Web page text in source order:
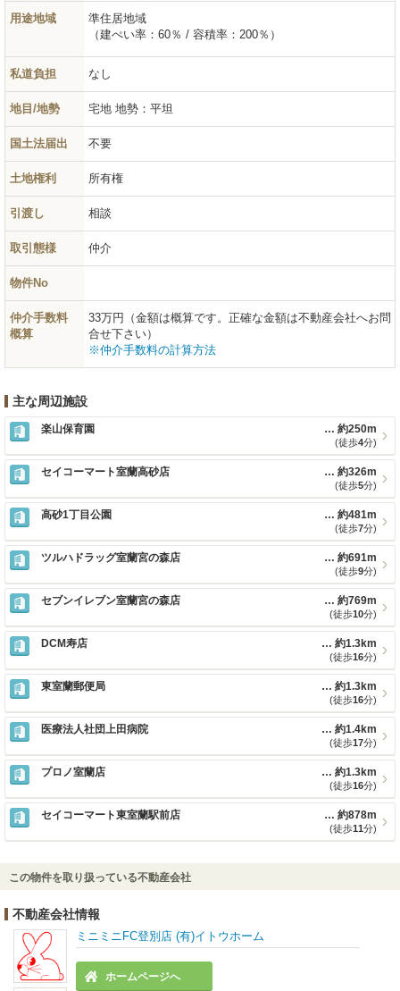
用途地域
準住居地域
（建ぺい率：60％ / 容積率：200％）
私道負担 なし
地目/地勢 宅地 地勢：平坦
国土法届出 不要
土地権利 所有権
引渡し 相談
取引態様 仲介
物件No
仲介手数料
概算
33万円（金額は概算です。正確な金額は不動産会社へお問
合せ下さい）
※仲介手数料の計算方法
主な周辺施設
楽山保育園 約250m
(徒歩4分)
セイコーマート室蘭高砂店 約326m
(徒歩5分)
高砂1丁目公園 約481m
(徒歩7分)
ツルハドラッグ室蘭宮の森店 約691m
(徒歩9分)
セブンイレブン室蘭宮の森店 約769m
(徒歩10分)
DCM寿店 約1.3km
(徒歩16分)
東室蘭郵便局 約1.3km
(徒歩16分)
医療法人社団上田病院 約1.4km
(徒歩17分)
プロノ室蘭店 約1.3km
(徒歩16分)
セイコーマート東室蘭駅前店 約878m
(徒歩11分)
この物件を取り扱っている不動産会社
不動産会社情報
ミニミニFC登別店 (有)イトウホーム
ホームページへ